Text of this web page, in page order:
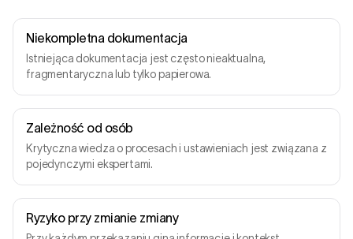
Niekompletna dokumentacja
Istniejąca dokumentacja jest często nieaktualna,
fragmentaryczna lub tylko papierowa.
Zależność od osób
Krytyczna wiedza o procesach i ustawieniach jest związana z
pojedynczymi ekspertami.
Ryzyko przy zmianie zmiany